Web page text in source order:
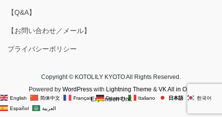
【Q&A】
【お問い合わせ／メール】
プライバシーポリシー
Copyright © KOTOLILY KYOTO All Rights Reserved.
Powered by WordPresswith Lightning Theme & VK All in One
Expansion Unit
English 简体中文 Français Deutsch Italiano 日本語
한국어
Español
العربية